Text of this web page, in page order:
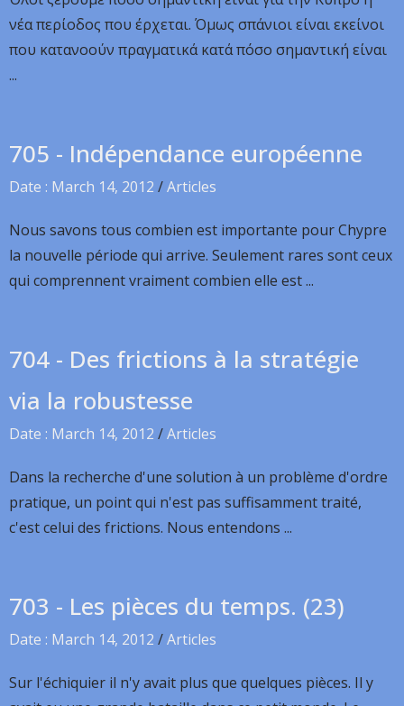
νέα περίοδος που έρχεται. Όμως σπάνιοι είναι εκείνοι
που κατανοούν πραγματικά κατά πόσο σημαντική είναι
...
705 - Indépendance européenne
Date : March 14, 2012 /Articles
Nous savons tous combien est importante pour Chypre
la nouvelle période qui arrive. Seulement rares sont ceux
qui comprennent vraiment combien elle est ...
704 - Des frictions à la stratégie
via la robustesse
Date : March 14, 2012 /Articles
Dans la recherche d'une solution à un problème d'ordre
pratique, un point qui n'est pas suffisamment traité,
c'est celui des frictions. Nous entendons ...
703 - Les pièces du temps. (23)
Date : March 14, 2012 /Articles
Sur l'échiquier il n'y avait plus que quelques pièces. Il y